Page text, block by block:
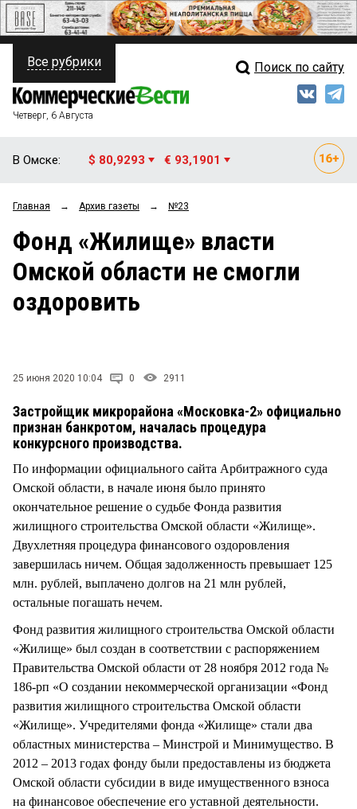
ПОЛИТИКА
ФИНАНСЫ
ОБЩЕСТВО
ЗАКОН
Свежий выпуск
Рейтинги
Блоги
Все рубрики Поиск по сайту
Четверг, 6 Августа
В Омске: $ 80,9293 € 93,1901
Главная → Архив газеты → №23
Фонд «Жилище» власти
Омской области не смогли
оздоровить
25 июня 2020 10:04 0 2911
Застройщик микрорайона «Московка-2» официально
признан банкротом, началась процедура
конкурсного производства.
По информации официального сайта Арбитражного суда
Омской области, в начале июня было принято
окончательное решение о судьбе Фонда развития
жилищного строительства Омской области «Жилище».
Двухлетняя процедура финансового оздоровления
завершилась ничем. Общая задолженность превышает 125
млн. рублей, выплачено долгов на 21 млн рублей,
остальные погашать нечем.
Фонд развития жилищного строительства Омской области
«Жилище» был создан в соответствии с распоряжением
Правительства Омской области от 28 ноября 2012 года №
186-рп «О создании некоммерческой организации «Фонд
развития жилищного строительства Омской области
«Жилище». Учредителями фонда «Жилище» стали два
областных министерства – Минстрой и Минимущество. В
2012 – 2013 годах фонду были предоставлены из бюджета
Омской области субсидии в виде имущественного взноса
на финансовое обеспечение его уставной деятельности.